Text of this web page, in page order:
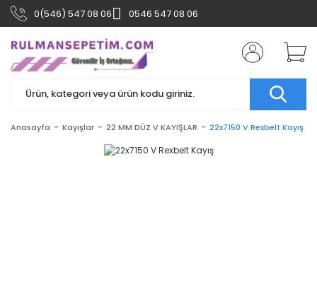
0(546) 547 08 06 0546 547 08 06
Anasayfa Kayışlar 22 MM DÜZ V KAYIŞLAR 22x7150 V Rexbelt Kayış